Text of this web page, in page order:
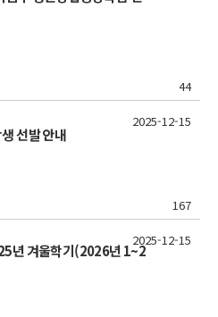
44
선발 안내
167
2025-12-15
년 겨울학기(2026년 1~2
2025-12-15